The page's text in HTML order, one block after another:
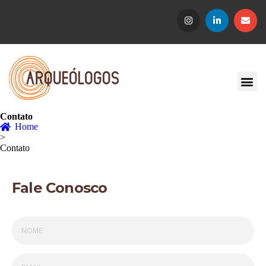
Contato
Home
>
Contato
Fale Conosco